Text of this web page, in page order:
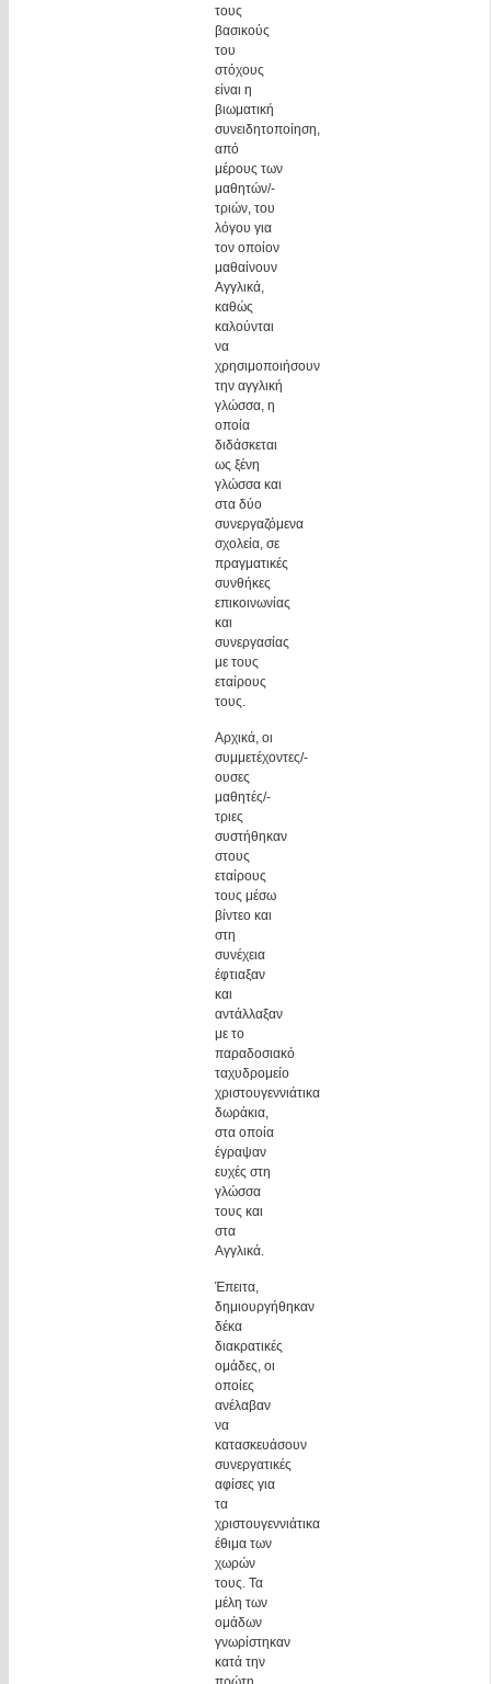
τους
βασικούς
του
στόχους
είναι η
βιωματική
συνειδητοποίηση,
από
μέρους των
μαθητών/-
τριών, του
λόγου για
τον οποίον
μαθαίνουν
Αγγλικά,
καθώς
καλούνται
να
χρησιμοποιήσουν
την αγγλική
γλώσσα, η
οποία
διδάσκεται
ως ξένη
γλώσσα και
στα δύο
συνεργαζόμενα
σχολεία, σε
πραγματικές
συνθήκες
επικοινωνίας
και
συνεργασίας
με τους
εταίρους
τους.
Αρχικά, οι
συμμετέχοντες/-
ουσες
μαθητές/-
τριες
συστήθηκαν
στους
εταίρους
τους μέσω
βίντεο και
στη
συνέχεια
έφτιαξαν
και
αντάλλαξαν
με το
παραδοσιακό
ταχυδρομείο
χριστουγεννιάτικα
δωράκια,
στα οποία
έγραψαν
ευχές στη
γλώσσα
τους και
στα
Αγγλικά.
Έπειτα,
δημιουργήθηκαν
δέκα
διακρατικές
ομάδες, οι
οποίες
ανέλαβαν
να
κατασκευάσουν
συνεργατικές
αφίσες για
τα
χριστουγεννιάτικα
έθιμα των
χωρών
τους. Τα
μέλη των
ομάδων
γνωρίστηκαν
κατά την